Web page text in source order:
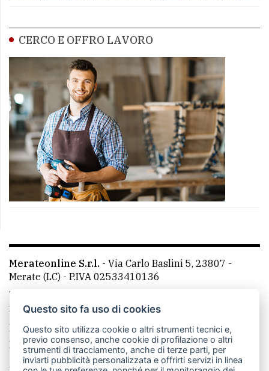
CERCO E OFFRO LAVORO
Merateonline S.r.l. - Via Carlo Baslini 5, 23807 -
Merate (LC) - P.IVA 02533410136
Telefono:
mail: redazione@merateonline.it
La redazione
CasateOnline LeccoOnline
RSS
Made by VIP
Questo sito fa uso di cookies
Questo sito utilizza cookie o altri strumenti tecnici e,
previo consenso, anche cookie di profilazione o altri
strumenti di tracciamento, anche di terze parti, per
inviarti pubblicità personalizzata e offrirti servizi in linea